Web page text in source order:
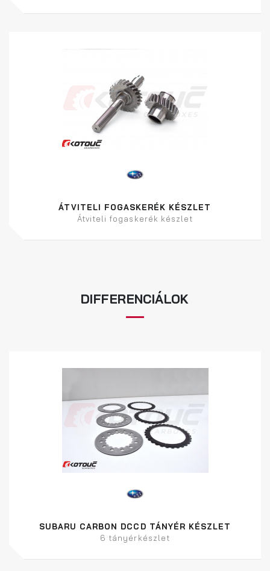
ÁTVITELI FOGASKERÉK KÉSZLET
Átviteli fogaskerék készlet
DIFFERENCIÁLOK
SUBARU CARBON DCCD TÁNYÉR KÉSZLET
6 tányérkészlet